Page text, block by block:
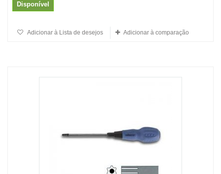
Disponível
Adicionar à Lista de desejos Adicionar à comparação